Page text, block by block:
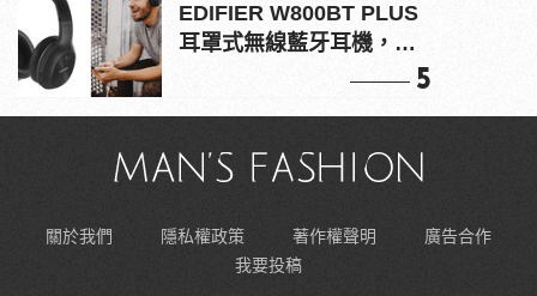
EDIFIER W800BT PLUS
耳罩式無線藍牙耳機，在
5
關於我們 隱私權政策 著作權聲明
廣告合作
我要投稿